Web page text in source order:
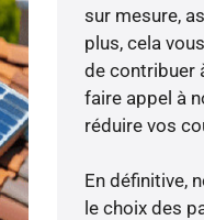
sur mesure,
plus, cela
de contribuer
faire appel à
réduire vos
En définitive,
le choix des